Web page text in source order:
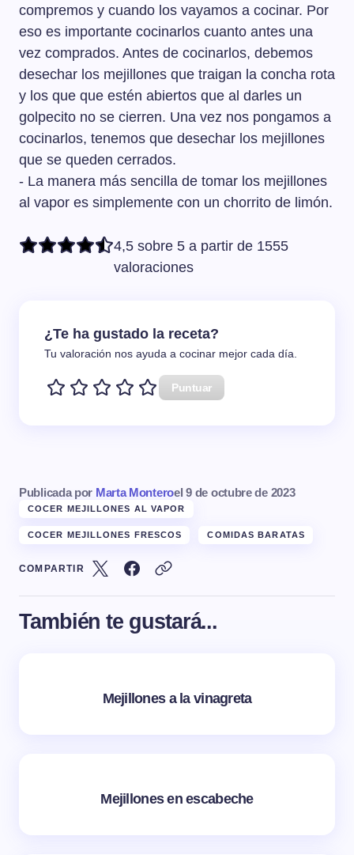
abran todos los mejillones.
compremos y cuando los vayamos a cocinar. Por
eso es importante cocinarlos cuanto antes una
vez comprados. Antes de cocinarlos, debemos
desechar los mejillones que traigan la concha rota
y los que que estén abiertos que al darles un
golpecito no se cierren. Una vez nos pongamos a
cocinarlos, tenemos que desechar los mejillones
que se queden cerrados.
- La manera más sencilla de tomar los mejillones
al vapor es simplemente con un chorrito de limón.
4,5 sobre 5 a partir de 1555
valoraciones
¿Te ha gustado la receta?
Tu valoración nos ayuda a cocinar mejor cada día.
Puntuar
Publicada por Marta Monteroel 9 de octubre de 2023
COCER MEJILLONES AL VAPOR
COCER MEJILLONES FRESCOS COMIDAS BARATAS
COMPARTIR
También te gustará...
Mejillones a la vinagreta
Mejillones en escabeche